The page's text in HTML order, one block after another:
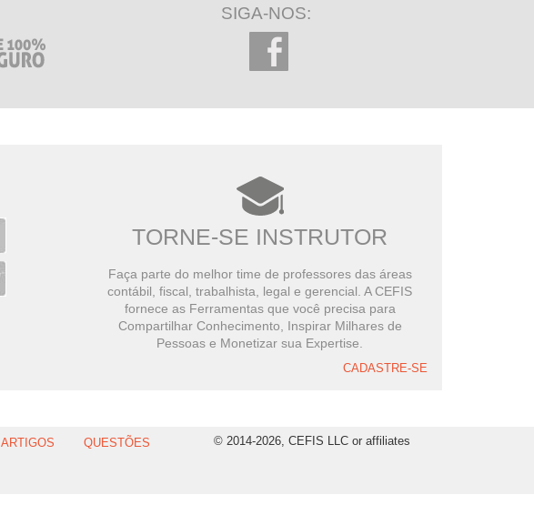
SIGA-NOS:
TORNE-SE INSTRUTOR
Faça parte do melhor time de professores das áreas
contábil, fiscal, trabalhista, legal e gerencial. A CEFIS
fornece as Ferramentas que você precisa para
Compartilhar Conhecimento, Inspirar Milhares de
Pessoas e Monetizar sua Expertise.
CADASTRE-SE
ARTIGOS QUESTÕES © 2014-2026, CEFIS LLC or affiliates